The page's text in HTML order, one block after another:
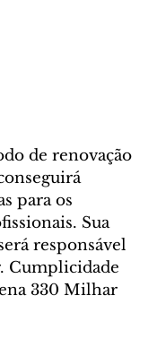
de renovação
para os
Sua
responsável
Cumplicidade
330 Milhar